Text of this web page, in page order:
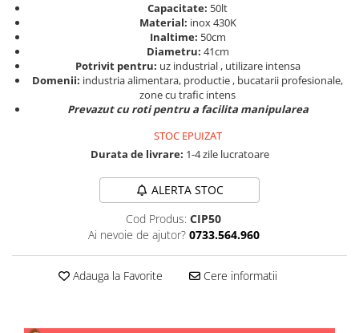
Capacitate: 50lt
Material: inox 430K
Inaltime: 50cm
Diametru: 41cm
Potrivit pentru: uz industrial , utilizare intensa
Domenii: industria alimentara, productie , bucatarii profesionale,
zone cu trafic intens
Prevazut cu roti pentru a facilita manipularea
STOC EPUIZAT
Durata de livrare: 1-4 zile lucratoare
ALERTA STOC
Cod Produs: CIP50
Ai nevoie de ajutor? 0733.564.960
Adauga la Favorite Cere informatii